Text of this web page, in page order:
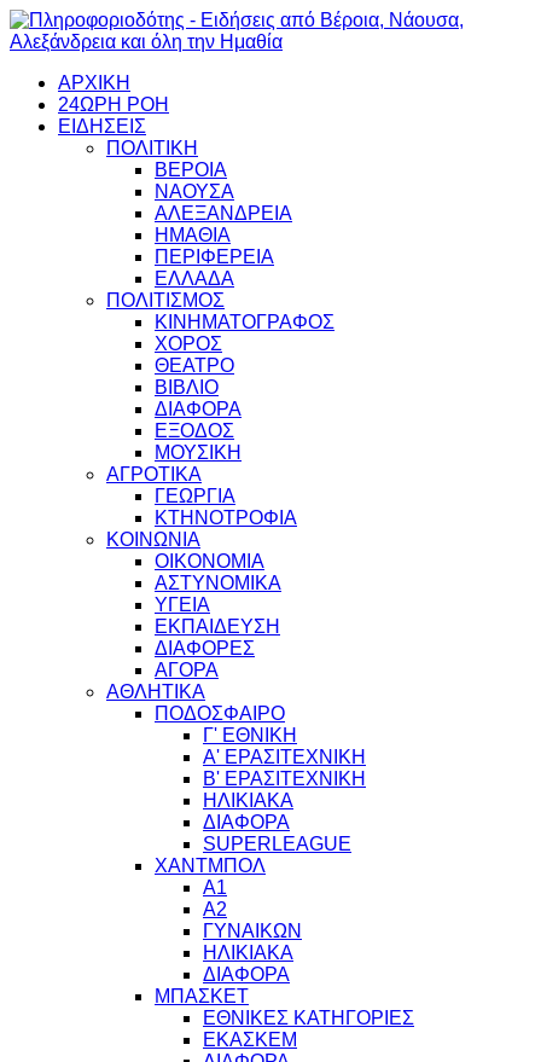
ΑΡΧΙΚΗ
24ΩΡΗ ΡΟΗ
ΕΙΔΗΣΕΙΣ
ΠΟΛΙΤΙΚΗ
ΒΕΡΟΙΑ
ΝΑΟΥΣΑ
ΑΛΕΞΑΝΔΡΕΙΑ
ΗΜΑΘΙΑ
ΠΕΡΙΦΕΡΕΙΑ
ΕΛΛΑΔΑ
ΠΟΛΙΤΙΣΜΟΣ
ΚΙΝΗΜΑΤΟΓΡΑΦΟΣ
ΧΟΡΟΣ
ΘΕΑΤΡΟ
ΒΙΒΛΙΟ
ΔΙΑΦΟΡΑ
ΕΞΟΔΟΣ
ΜΟΥΣΙΚΗ
ΑΓΡΟΤΙΚΑ
ΓΕΩΡΓΙΑ
ΚΤΗΝΟΤΡΟΦΙΑ
ΚΟΙΝΩΝΙΑ
ΟΙΚΟΝΟΜΙΑ
ΑΣΤΥΝΟΜΙΚΑ
ΥΓΕΙΑ
ΕΚΠΑΙΔΕΥΣΗ
ΔΙΑΦΟΡΕΣ
ΑΓΟΡΑ
ΑΘΛΗΤΙΚΑ
ΠΟΔΟΣΦΑΙΡΟ
Γ' ΕΘΝΙΚΗ
Α' ΕΡΑΣΙΤΕΧΝΙΚΗ
Β' ΕΡΑΣΙΤΕΧΝΙΚΗ
ΗΛΙΚΙΑΚΑ
ΔΙΑΦΟΡΑ
SUPERLEAGUE
ΧΑΝΤΜΠΟΛ
Α1
Α2
ΓΥΝΑΙΚΩΝ
ΗΛΙΚΙΑΚΑ
ΔΙΑΦΟΡΑ
ΜΠΑΣΚΕΤ
ΕΘΝΙΚΕΣ ΚΑΤΗΓΟΡΙΕΣ
ΕΚΑΣΚΕΜ